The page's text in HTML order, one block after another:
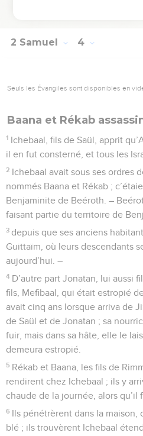
2 Samuel 4
Seuls les Évangiles sont disponibles en
Baana et Rékab
1 Ichebaal, fils de Saül, apprit
il en fut consterné, et tous les
2 Ichebaal avait sous ses ordres
nommés Baana et Rékab ;
Benjaminite de Beéroth. –
faisant partie du territoire de
3 depuis que ses anciens
Guittaïm, où leurs descendants
aujourd’hui. –
4 D’autre part Jonatan, lui aussi
fils, Mefibaal, qui était estropié
avait cinq ans lorsque arriva de
de Saül et de Jonatan ; sa
fuir, mais dans sa hâte, elle le
demeura estropié.
5 Rékab et Baana, les fils de
rendirent chez Ichebaal ; ils y
chaude de la journée, alors qu’il
6 Ils pénétrèrent dans la maison,
blé ; ils trouvèrent Ichebaal